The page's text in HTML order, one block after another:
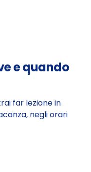
e quando
far lezione in
negli orari